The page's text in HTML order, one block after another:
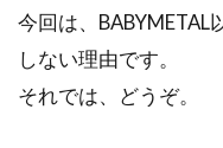
今回は、
しない理由です。
それでは、どうぞ。